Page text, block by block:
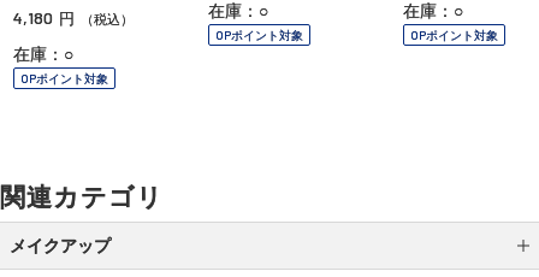
4,180 円 （税込）
在庫：○
OPポイント対象
在庫：○
OPポイント対象
在庫：○
OPポイント対象
関連カテゴリ
メイクアップ